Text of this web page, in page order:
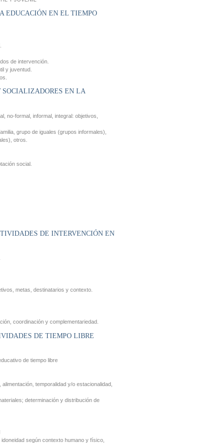
EDUCACIÓN EN EL TIEMPO
de intervención.
y juventud.
SOCIALIZADORES EN LA
no-formal, informal, integral: objetivos,
grupo de iguales (grupos informales),
otros.
social.
DE INTERVENCIÓN EN
metas, destinatarios y contexto.
coordinación y complementariedad.
DE TIEMPO LIBRE
de tiempo libre
temporalidad y/o estacionalidad,
determinación y distribución de
según contexto humano y físico,